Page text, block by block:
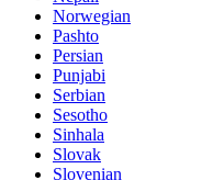
Norwegian
Pashto
Persian
Punjabi
Serbian
Sesotho
Sinhala
Slovak
Slovenian